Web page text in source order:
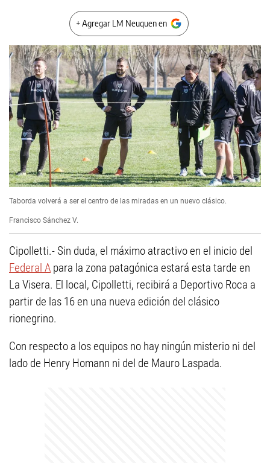
+ Agregar LM Neuquen en
Taborda volverá a ser el centro de las miradas en un nuevo clásico.
Francisco Sánchez V.
Cipolletti.- Sin duda, el máximo atractivo en el inicio del
Federal A para la zona patagónica estará esta tarde en
La Visera. El local, Cipolletti, recibirá a Deportivo Roca a
partir de las 16 en una nueva edición del clásico
rionegrino.
Con respecto a los equipos no hay ningún misterio ni del
lado de Henry Homann ni del de Mauro Laspada.